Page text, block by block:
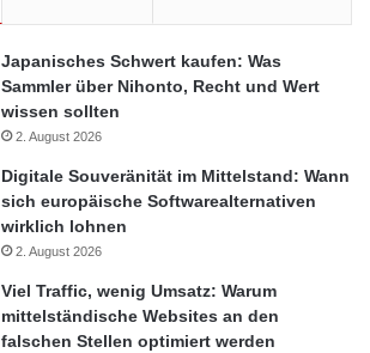
Japanisches Schwert kaufen: Was
Sammler über Nihonto, Recht und Wert
wissen sollten
2. August 2026
Digitale Souveränität im Mittelstand: Wann
sich europäische Softwarealternativen
wirklich lohnen
2. August 2026
Viel Traffic, wenig Umsatz: Warum
mittelständische Websites an den
falschen Stellen optimiert werden